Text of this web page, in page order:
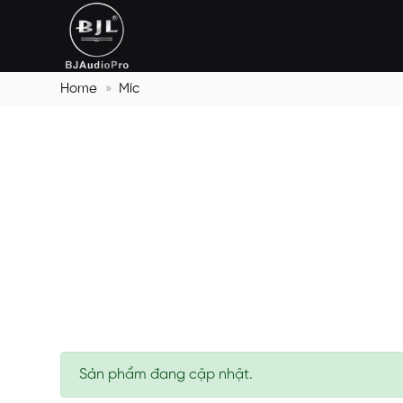
Home » Míc
Sản phẩm đang cập nhật.